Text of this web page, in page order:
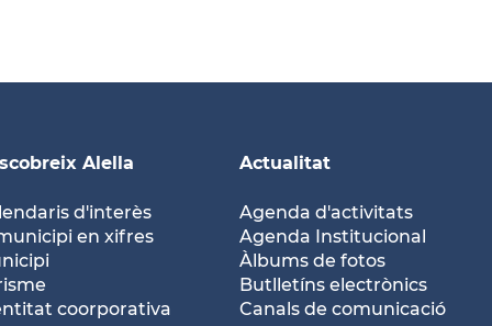
Alella
d'interès
en xifres
coorporativa
Actualitat
Agenda d'activitats
Agenda Institucional
Àlbums de fotos
Butlletíns electrònics
Canals de comunicació